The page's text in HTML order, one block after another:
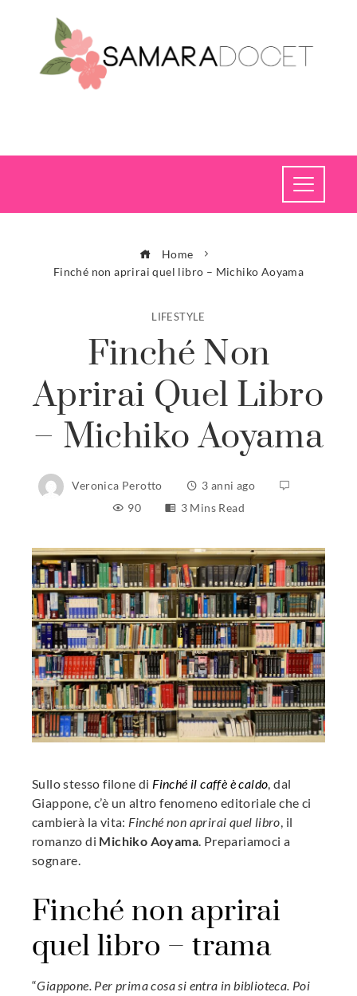
Home
Finché non aprirai quel libro – Michiko Aoyama
LIFESTYLE
Finché Non
Aprirai Quel Libro
– Michiko Aoyama
Veronica Perotto
3 anni ago
90
3 Mins Read
Sullo stesso filone di Finché il caffè è caldo, dal
Giappone, c’è un altro fenomeno editoriale che ci
cambierà la vita: Finché non aprirai quel libro, il
romanzo di Michiko Aoyama. Prepariamoci a
sognare.
Finché non aprirai
quel libro – trama
“Giappone. Per prima cosa si entra in biblioteca. Poi